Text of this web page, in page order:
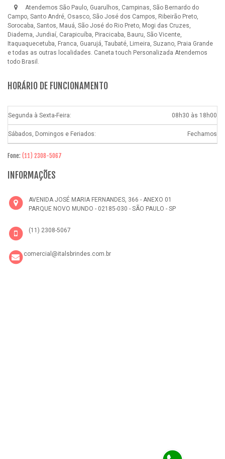
Atendemos São Paulo, Guarulhos, Campinas, São Bernardo do
Campo, Santo André, Osasco, São José dos Campos, Ribeirão Preto,
Sorocaba, Santos, Mauá, São José do Rio Preto, Mogi das Cruzes,
Diadema, Jundiaí, Carapicuíba, Piracicaba, Bauru, São Vicente,
Itaquaquecetuba, Franca, Guarujá, Taubaté, Limeira, Suzano, Praia Grande
e todas as outras localidades. Caneta touch Personalizada Atendemos
todo Brasil.
HORÁRIO DE FUNCIONAMENTO
Segunda à Sexta-Feira: 08h30 às 18h00
Sábados, Domingos e Feriados: Fechamos
Fone: (11) 2308-5067
INFORMAÇÕES
AVENIDA JOSÉ MARIA FERNANDES, 366 - ANEXO 01
PARQUE NOVO MUNDO - 02185-030 - SÃO PAULO - SP
(11) 2308-5067
comercial@italsbrindes.com.br